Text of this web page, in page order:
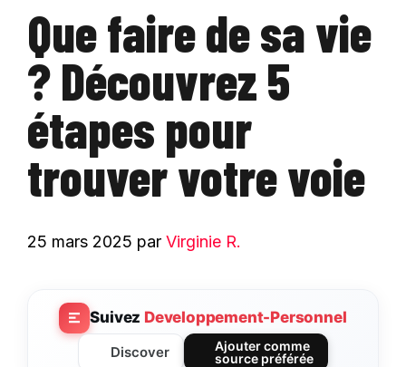
Que faire de sa vie
? Découvrez 5
étapes pour
trouver votre voie
25 mars 2025 par Virginie R.
Suivez Developpement-Personnel
Discover
Ajouter comme
source préférée